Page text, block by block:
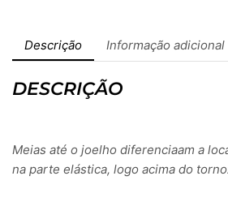
Descrição Informação adicional
DESCRIÇÃO
Meias até o joelho diferenciaam a
na parte elástica, logo acima do